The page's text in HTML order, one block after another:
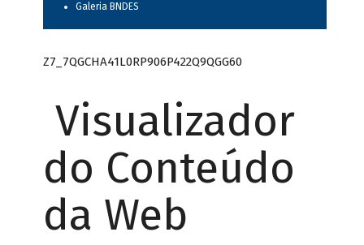
Galeria BNDES
Z7_7QGCHA41L0RP906P422Q9QGG60
Visualizador
do Conteúdo
da Web